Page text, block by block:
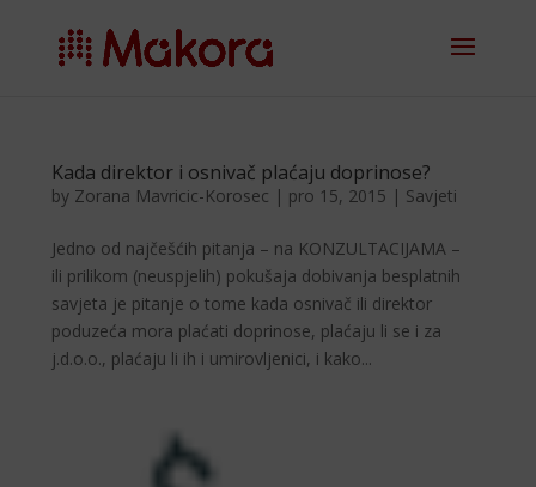
Kada direktor i osnivač plaćaju doprinose?
by Zorana Mavricic-Korosec | pro 15, 2015 | Savjeti
Jedno od najčešćih pitanja – na KONZULTACIJAMA –
ili prilikom (neuspjelih) pokušaja dobivanja besplatnih
savjeta je pitanje o tome kada osnivač ili direktor
poduzeća mora plaćati doprinose, plaćaju li se i za
j.d.o.o., plaćaju li ih i umirovljenici, i kako...